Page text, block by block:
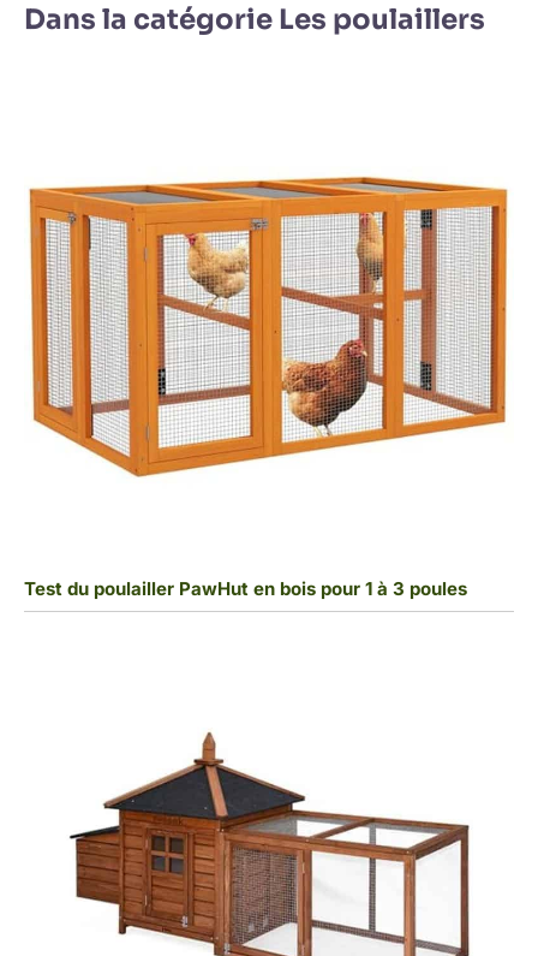
Dans la catégorie Les poulaillers
Test du poulailler PawHut en bois pour 1 à 3 poules